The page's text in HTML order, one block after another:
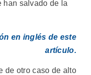
han salvado de la
en inglés de este
artículo.
de otro caso de alto